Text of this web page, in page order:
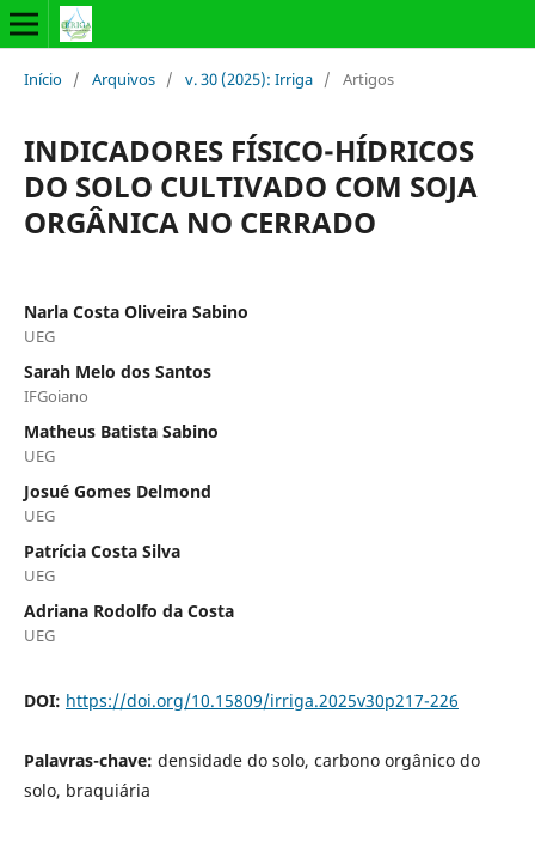
Início / Arquivos / v. 30 (2025): Irriga / Artigos
INDICADORES FÍSICO-HÍDRICOS
DO SOLO CULTIVADO COM SOJA
ORGÂNICA NO CERRADO
Narla Costa Oliveira Sabino
UEG
Sarah Melo dos Santos
IFGoiano
Matheus Batista Sabino
UEG
Josué Gomes Delmond
UEG
Patrícia Costa Silva
UEG
Adriana Rodolfo da Costa
UEG
DOI: https://doi.org/10.15809/irriga.2025v30p217-226
Palavras-chave: densidade do solo, carbono orgânico do
solo, braquiária